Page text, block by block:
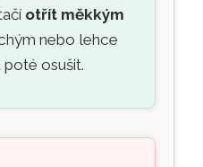
otřít měkkým
nebo lehce
poté osušit.